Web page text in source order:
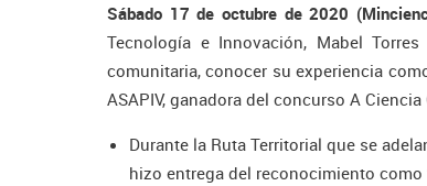
Sábado 17 de octubre de 2020
Tecnología e Innovación, Mabel
comunitaria, conocer su experiencia
ASAPIV, ganadora del concurso A
Durante la Ruta Territorial que se
hizo entrega del reconocimiento